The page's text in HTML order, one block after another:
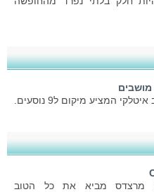
המציע מיקום ל9 נוסעים.
מרצדס מביא את כל הטוב